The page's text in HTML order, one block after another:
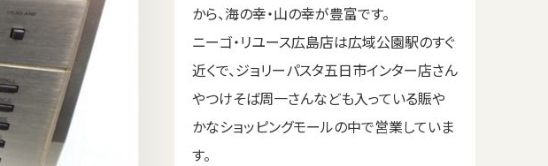
から、海の幸・山の幸が豊富です。
ニーゴ・リユース広島店は広域公園駅のすぐ
近くで、ジョリーパスタ五日市インター店さん
やつけそば周一さんなども入っている賑や
かなショッピングモールの中で営業していま
す。